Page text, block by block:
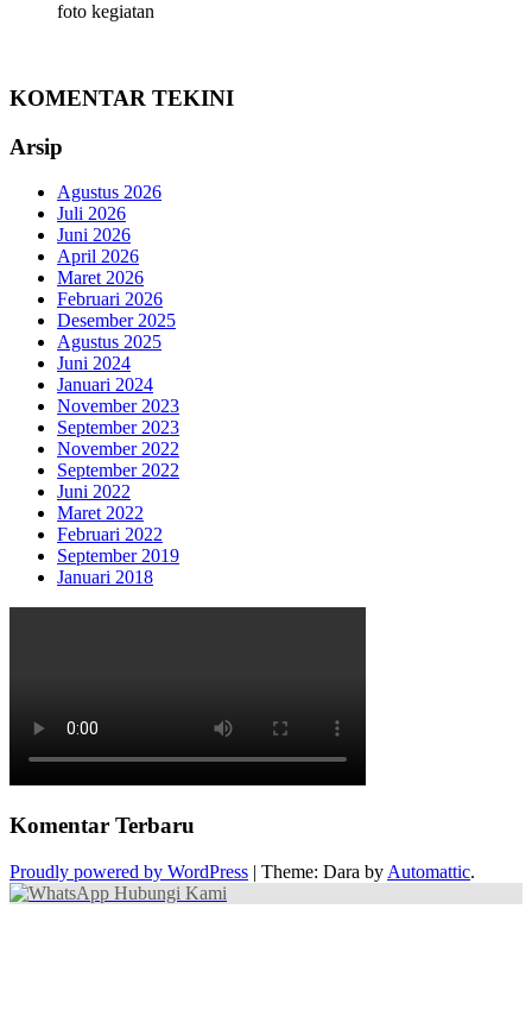
foto kegiatan
KOMENTAR TEKINI
Arsip
Agustus 2026
Juli 2026
Juni 2026
April 2026
Maret 2026
Februari 2026
Desember 2025
Agustus 2025
Juni 2024
Januari 2024
November 2023
September 2023
November 2022
September 2022
Juni 2022
Maret 2022
Februari 2022
September 2019
Januari 2018
Komentar Terbaru
Proudly powered by WordPress | Theme: Dara by Automattic.
Hubungi Kami